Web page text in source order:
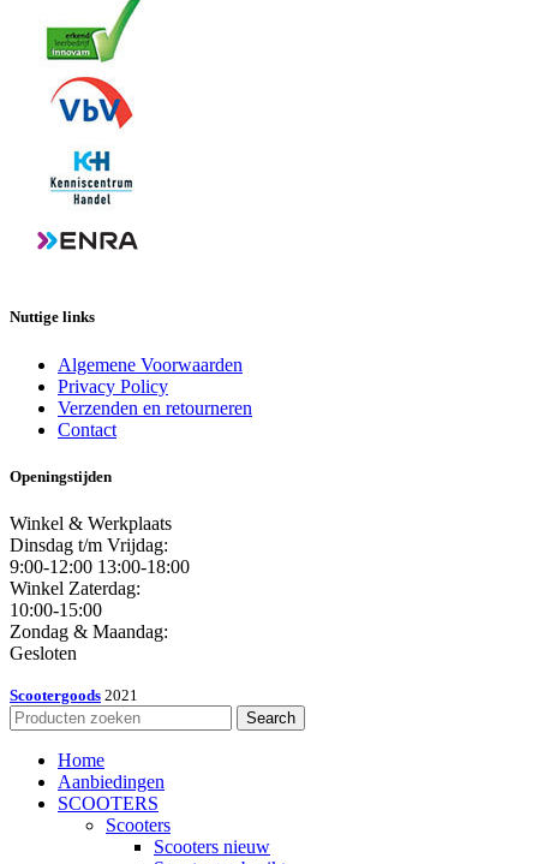
Nuttige links
Algemene Voorwaarden
Privacy Policy
Verzenden en retourneren
Contact
Openingstijden
Winkel & Werkplaats
Dinsdag t/m Vrijdag:
9:00-12:00 13:00-18:00
Winkel Zaterdag:
10:00-15:00
Zondag & Maandag:
Gesloten
Scootergoods 2021
Search
Home
Aanbiedingen
SCOOTERS
Scooters
Scooters nieuw